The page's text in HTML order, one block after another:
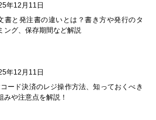
年12月11日
書と発注書の違いとは？書き方や発行のタ
ング、保存期間など解説
年12月11日
ード決済のレジ操作方法、知っておくべき
みや注意点を解説！